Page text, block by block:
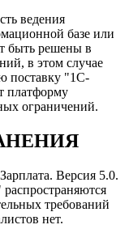
ведения
базе или
быть решены в
в этом случае
поставку "1C-
платформу
ограничений.
Версия 5.0.
требований
нет.